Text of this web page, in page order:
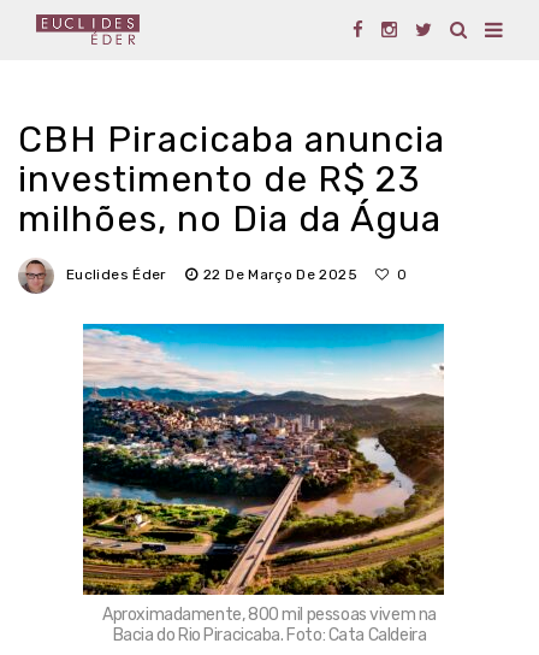
CBH Piracicaba anuncia
investimento de R$ 23
milhões, no Dia da Água
Euclides Éder 22 De Março De 2025 0
Aproximadamente, 800 mil pessoas vivem na
Bacia do Rio Piracicaba. Foto: Cata Caldeira